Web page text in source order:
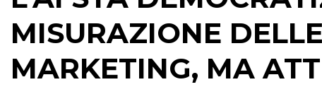
MISURAZIONE
MARKETING, MA